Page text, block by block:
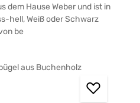
dem Hause Weber und ist in
hell, Weiß oder Schwarz
be